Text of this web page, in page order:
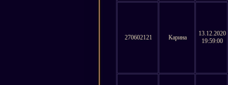
270602121 Карина
13.12.2020
19:59:00